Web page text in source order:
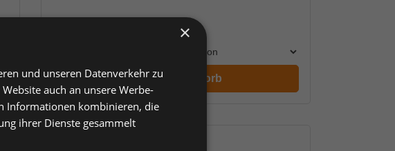
Anzahl erhöhen
In den Warenkorb
×
und unseren Datenverkehr zu
auch an unsere Werbe-
Informationen kombinieren, die
ihrer Dienste gesammelt